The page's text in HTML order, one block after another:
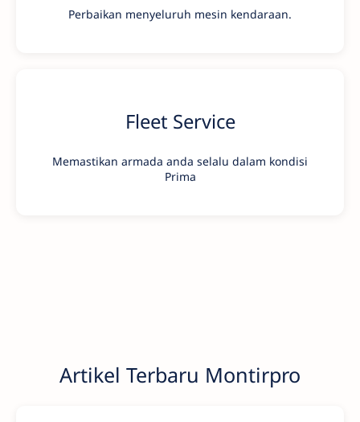
Perbaikan menyeluruh mesin kendaraan.
Fleet Service
Memastikan armada anda selalu dalam kondisi
Prima
Artikel Terbaru Montirpro